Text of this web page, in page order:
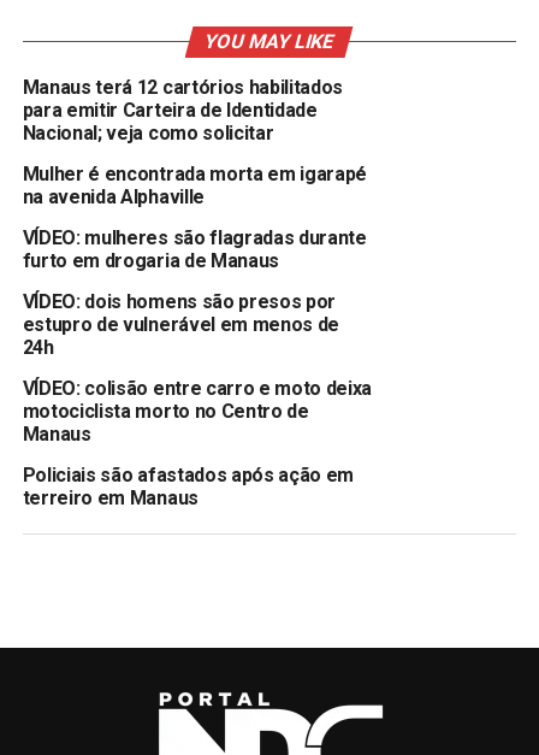
YOU MAY LIKE
Manaus terá 12 cartórios habilitados
para emitir Carteira de Identidade
Nacional; veja como solicitar
Mulher é encontrada morta em igarapé
na avenida Alphaville
VÍDEO: mulheres são flagradas durante
furto em drogaria de Manaus
VÍDEO: dois homens são presos por
estupro de vulnerável em menos de
24h
VÍDEO: colisão entre carro e moto deixa
motociclista morto no Centro de
Manaus
Policiais são afastados após ação em
terreiro em Manaus